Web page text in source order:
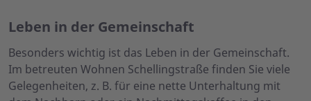
Leben in der Gemeinschaft
Besonders wichtig ist das Leben in der Gemeinschaft.
Im betreuten Wohnen Schellingstraße finden Sie viele
Gelegenheiten, z. B. für eine nette Unterhaltung mit